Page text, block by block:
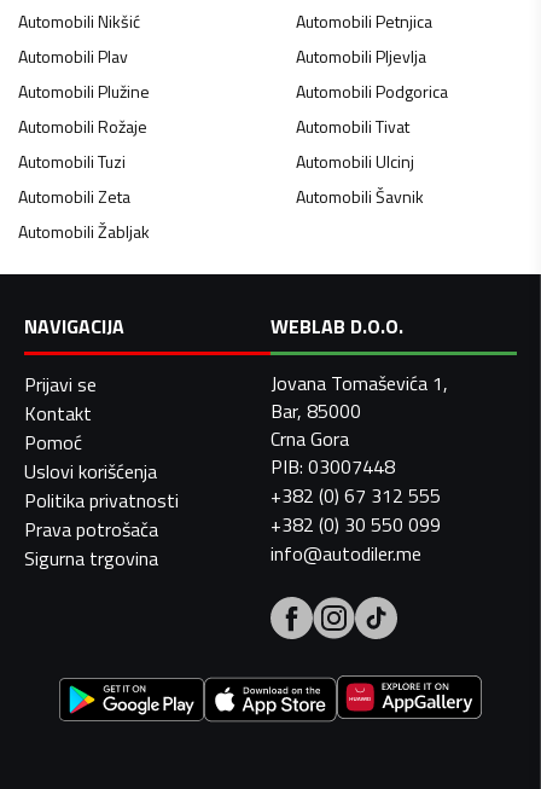
AutomobiliNikšić AutomobiliPetnjica
AutomobiliPlav AutomobiliPljevlja
AutomobiliPlužine AutomobiliPodgorica
AutomobiliRožaje AutomobiliTivat
AutomobiliTuzi AutomobiliUlcinj
AutomobiliZeta AutomobiliŠavnik
AutomobiliŽabljak
NAVIGACIJA
Prijavi se
Kontakt
Pomoć
Uslovi korišćenja
Politika privatnosti
Prava potrošača
Sigurna trgovina
WEBLAB D.O.O.
Jovana Tomaševića 1,
Bar, 85000
Crna Gora
PIB: 03007448
+382 (0) 67 312 555
+382 (0) 30 550 099
info@autodiler.me